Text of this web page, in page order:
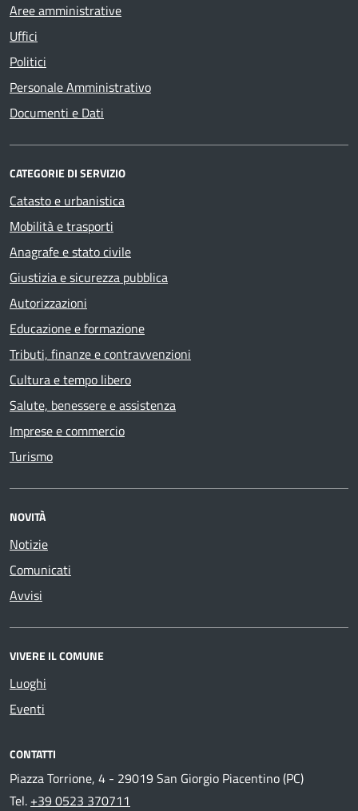
Aree amministrative
Uffici
Politici
Personale Amministrativo
Documenti e Dati
CATEGORIE DI SERVIZIO
Catasto e urbanistica
Mobilità e trasporti
Anagrafe e stato civile
Giustizia e sicurezza pubblica
Autorizzazioni
Educazione e formazione
Tributi, finanze e contravvenzioni
Cultura e tempo libero
Salute, benessere e assistenza
Imprese e commercio
Turismo
NOVITÀ
Notizie
Comunicati
Avvisi
VIVERE IL COMUNE
Luoghi
Eventi
CONTATTI
Piazza Torrione, 4 - 29019 San Giorgio Piacentino (PC)
Tel. +39 0523 370711